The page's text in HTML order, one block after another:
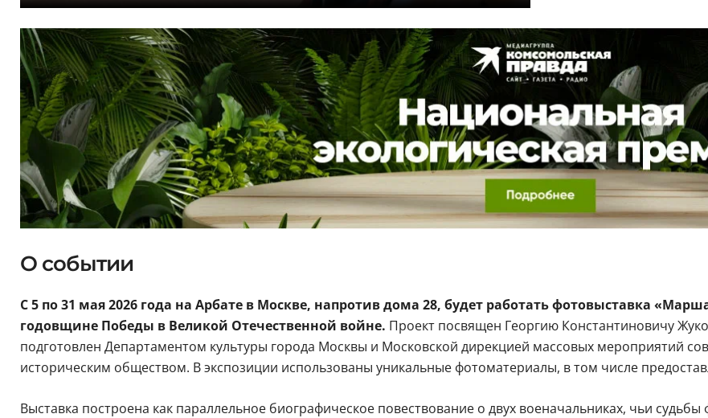
О событии
С 5 по 31 мая 2026 года на Арбате в Москве, напротив дома 28, будет работать фотовыставка
годовщине Победы в Великой Отечественной войне. Проект посвящен Георгию Константиновичу
подготовлен Департаментом культуры города Москвы и Московской дирекцией массовых мероприятий
историческим обществом. В экспозиции использованы уникальные фотоматериалы, в том числе
Выставка построена как параллельное биографическое повествование о двух военачальниках, чьи